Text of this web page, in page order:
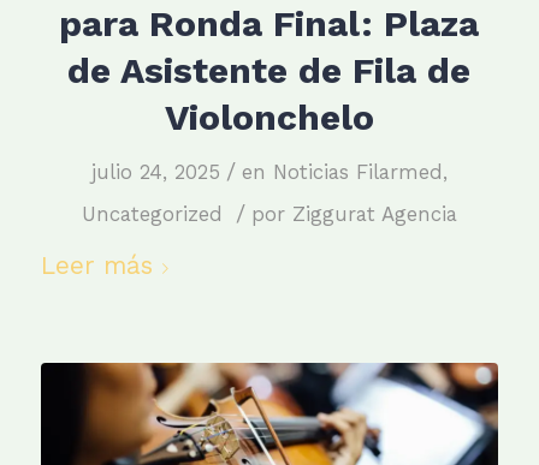
para Ronda Final: Plaza
de Asistente de Fila de
Violonchelo
julio 24, 2025 / en Noticias Filarmed ,
Uncategorized
/ por Ziggurat Agencia
Leer más